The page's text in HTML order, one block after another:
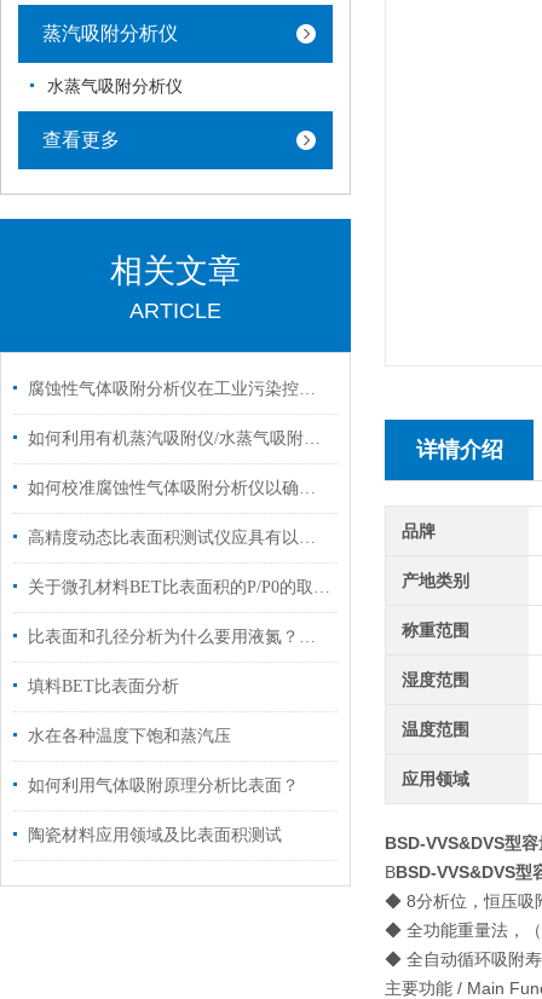
蒸汽吸附分析仪
水蒸气吸附分析仪
查看更多
相关文章
ARTICLE
腐蚀性气体吸附分析仪在工业污染控制中的应用说明
如何利用有机蒸汽吸附仪/水蒸气吸附分析仪测试材料的吸附性能？
如何校准腐蚀性气体吸附分析仪以确保数据准确性
高精度动态比表面积测试仪应具有以下十项特征
关于微孔材料BET比表面积的P/P0的取点范围
比表面和孔径分析为什么要用液氮？不用可以吗？
填料BET比表面分析
水在各种温度下饱和蒸汽压
如何利用气体吸附原理分析比表面？
陶瓷材料应用领域及比表面积测试
详情介绍
品牌
产地类别
称重范围
湿度范围
温度范围
应用领域
BSD-VVS&DVS型容
BBSD-VVS&DVS型
◆ 8分析位，恒压吸
◆ 全功能重量法，
◆ 全自动循环吸附
主要功能 / Main